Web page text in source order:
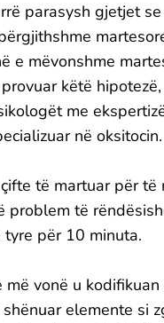
parasysh gjetjet
e mëvonshme
këtë
me
në oksitocin.
të martuar për
problem të
për 10 minuta.
vonë u
elemente si